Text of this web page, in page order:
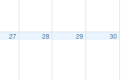
27 28 29 30